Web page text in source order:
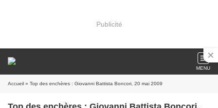
Publicité
MENU
Accueil » Top des enchères : Giovanni Battista Boncori, 20 mai 2009